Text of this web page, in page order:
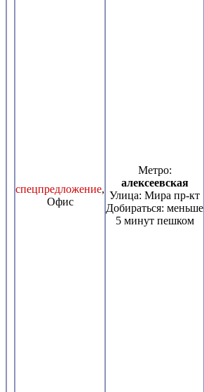
спецпредложение,
Офис
Метро:
алексеевская
Улица: Мира пр-кт
Добираться: меньше
5 минут пешком